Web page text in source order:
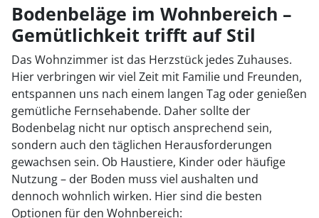
Bodenbeläge im Wohnbereich –
Gemütlichkeit trifft auf Stil
Das Wohnzimmer ist das Herzstück jedes Zuhauses.
Hier verbringen wir viel Zeit mit Familie und Freunden,
entspannen uns nach einem langen Tag oder genießen
gemütliche Fernsehabende. Daher sollte der
Bodenbelag nicht nur optisch ansprechend sein,
sondern auch den täglichen Herausforderungen
gewachsen sein. Ob Haustiere, Kinder oder häufige
Nutzung – der Boden muss viel aushalten und
dennoch wohnlich wirken. Hier sind die besten
Optionen für den Wohnbereich: